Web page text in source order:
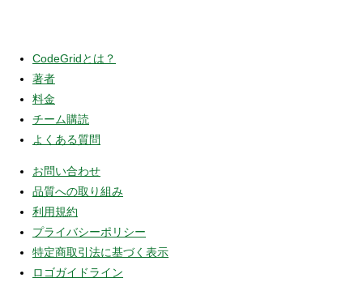
CodeGridとは？
著者
料金
チーム購読
よくある質問
お問い合わせ
品質への取り組み
利用規約
プライバシーポリシー
特定商取引法に基づく表示
ロゴガイドライン